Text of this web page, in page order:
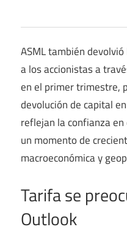
ASML también
a los accionistas a
en el primer trimestre,
devolución de capital
reflejan la confianza
un momento de
macroeconómica y
Tarifa se
Outlook